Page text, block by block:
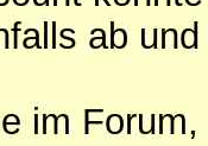
ab
im